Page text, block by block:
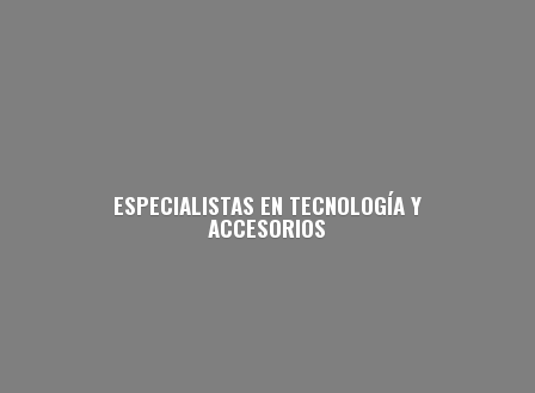
ESPECIALISTAS EN TECNOLOGÍAY
ACCESORIOS